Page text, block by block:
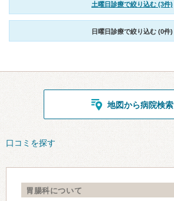
土曜日診療で絞り込む (3件)
日曜日診療で絞り込む (0件)
地図から病院検索
口コミを探す
胃腸科について